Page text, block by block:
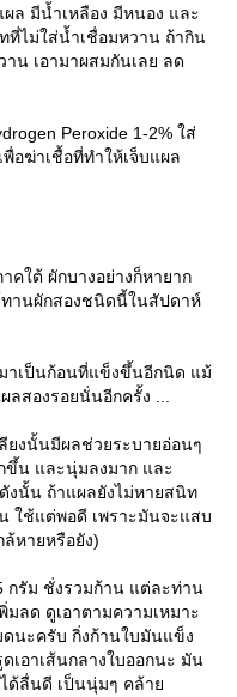
ล มีน้ำเหลือง มีหนอง และ
ที่ไม่ใส่น้ำเชื่อมหวาน ถ้ากิน
น เอามาผสมกันเลย ลด
Peroxide 1-2% ใส่
อฆ่าเชื้อที่ทำให้เจ็บแผล
คใต้ ผักบางอย่างก็หายาก
ทานผักสองชนิดนี้ในสัปดาห์
าเป็นก้อนที่แข็งขึ้นอีกนิด แม้
สองรอยนั่นอีกครั้ง ...
ยงนั้นมีผลช่วยระบายอ่อนๆ
ขึ้น และนุ่มลงมาก และ
งนั้น ถ้าแผลยังไม่หายสนิท
ใช้แต่พอดี เพราะมันจะแสบ
หายหรือยัง)
รัม ชั่งรวมก้าน แต่ละท่าน
ลด ดูเอาตามความเหมาะ
ดนะครับ กิ่งก้านใบมันแข็ง
เอาเส้นกลางใบออกนะ มัน
ด้ลื่นดี เป็นนุ่มๆ คล้า